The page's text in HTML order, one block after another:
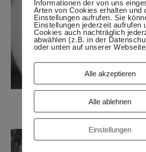
Käse-Karotten-Salat
Informationen der von uns
Arten von Cookies erhalten und
Einstellungen aufrufen. Sie
Einstellungen jederzeit aufrufen
Cookies auch nachträglich
abwählen (z.B. in der
oder unten auf unserer
Alle akzeptieren
Alle ablehnen
Einstellungen